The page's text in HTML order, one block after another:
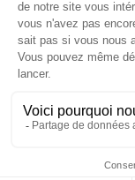
Ce type de
permet d’avoir
d’ensemble de
la partie
traditionnelle